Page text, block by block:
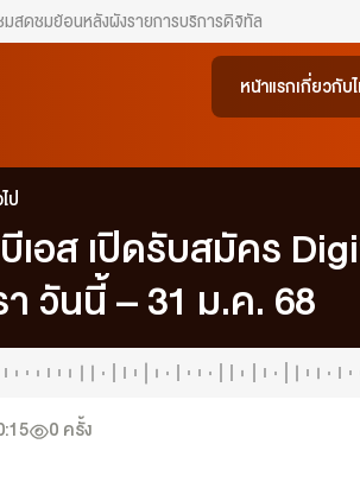
มสดชมย้อนหลังผังรายการบริการดิจิทัล
หน้าแรกเกี่ยวกับ
ป
เอส เปิดรับสมัคร
วันนี้ – 31 ม.ค. 68
0 ครั้ง